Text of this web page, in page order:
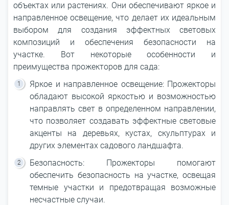
объектах или растениях. Они обеспечивают яркое и
направленное освещение, что делает их идеальным
выбором для создания эффектных световых
композиций и обеспечения безопасности на
участке. Вот некоторые особенности и
преимущества прожекторов для сада:
Яркое и направленное освещение: Прожекторы
обладают высокой яркостью и возможностью
направлять свет в определенном направлении,
что позволяет создавать эффектные световые
акценты на деревьях, кустах, скульптурах и
других элементах садового ландшафта.
Безопасность: Прожекторы помогают
обеспечить безопасность на участке, освещая
темные участки и предотвращая возможные
несчастные случаи.